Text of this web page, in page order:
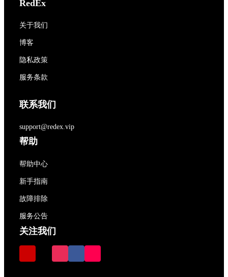
RedEx
关于我们
博客
隐私政策
服务条款
联系我们
support@redex.vip
帮助
帮助中心
新手指南
故障排除
服务公告
关注我们